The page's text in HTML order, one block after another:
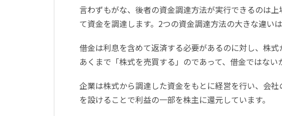
言わずもがな、後者の資金調達方法が実行できるのは
て資金を調達します。2つの資金調達方法の大きな違い
借金は利息を含めて返済する必要があるのに対し、株
あくまで「株式を売買する」のであって、借金ではない
企業は株式から調達した資金をもとに経営を行い、会
を設けることで利益の一部を株主に還元しています。